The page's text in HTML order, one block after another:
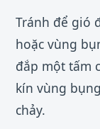
Tránh để gió
hoặc vùng
đắp một tấm
kín vùng
chảy.